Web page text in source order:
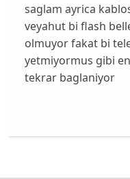
saglam ayrica
veyahut bi flash
olmuyor fakat bi
yetmiyormus gibi
tekrar baglaniyor